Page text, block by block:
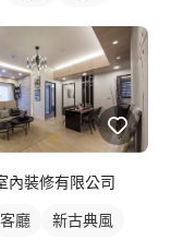
內裝修有限公司
客廳 新古典風